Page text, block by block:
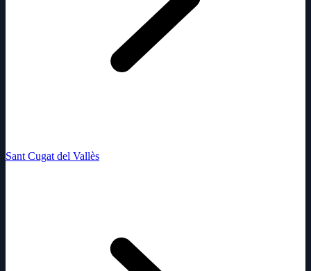
Sant Cugat del Vallès